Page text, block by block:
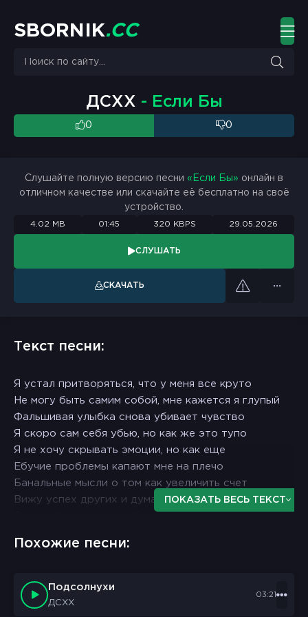
S BO R N K.CC
ДСХХ - Если Бы
0 0
Слушайте полную версию песни «Если Бы» онлайн в
отличном качестве или скачайте её бесплатно на своё
устройство.
4.02 MB 01:45 320 KBPS 29.05.2026
СЛУШАТЬ
СКАЧАТЬ
Текст песни:
Я устал притворяться, что у меня все круто
Не могу быть самим собой, мне кажется я глупый
Фальшивая улыбка снова убивает чувство
Я скоро сам себя убью, но как же это тупо
Я не хочу скрывать эмоции, но как еще
Ебучие проблемы капают мне на плечо
Банальные мысли о том как увеличить счет
Вижу успех других и думаю что я никчемный
Порой мне стыдно за слова, но люди меня слушают
Эгоцентричный ублюдок, бесчувственная мразь
Даже молился только за себя забыв про вас
ПОКАЗАТЬ ВЕСЬ ТЕКСТ
Похожие песни:
Подсолнухи
ДСХХ
03:21